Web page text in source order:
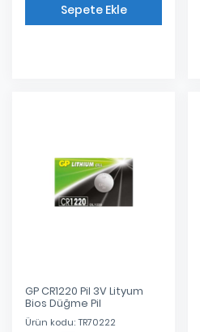
Sepete Ekle
GP CR1220 Pil 3V Lityum
Bios Düğme Pil
Ürün kodu: TR70222